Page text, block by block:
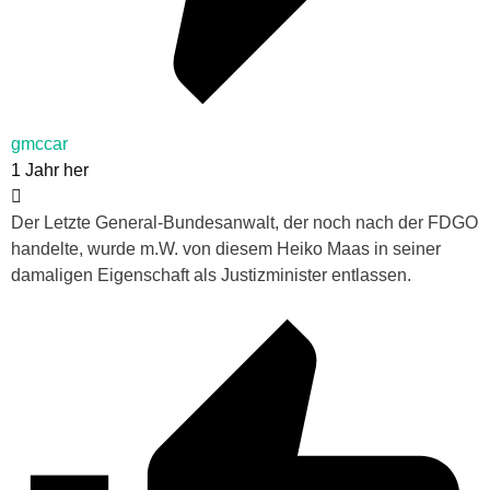
gmccar
1 Jahr her
Der Letzte General-Bundesanwalt, der noch nach der FDGO
handelte, wurde m.W. von diesem Heiko Maas in seiner
damaligen Eigenschaft als Justizminister entlassen.